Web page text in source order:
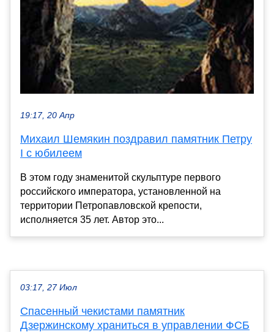
19:17, 20 Апр
Михаил Шемякин поздравил памятник Петру
I с юбилеем
В этом году знаменитой скульптуре первого
российского императора, установленной на
территории Петропавловской крепости,
исполняется 35 лет. Автор это...
03:17, 27 Июл
Спасенный чекистами памятник
Дзержинскому храниться в управлении ФСБ